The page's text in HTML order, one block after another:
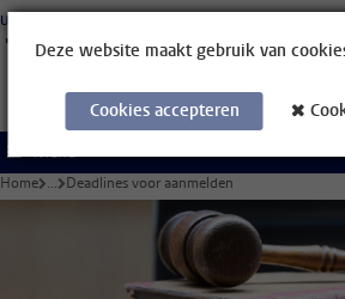
Universiteit Leiden
Menu
Home ... Deadlines voor aanmelden
Deze website maakt gebruik van
Cookies accepteren